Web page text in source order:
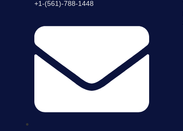
+1-(561)-788-1448